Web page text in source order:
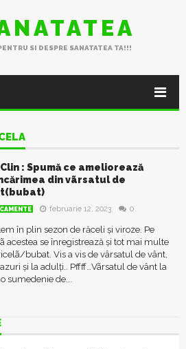
SI DESPRE SANATATEA TA!!!
: Spumă ce ameliorează
din vãrsatul de
februarie 12, 2023 0
în plin sezon de răceli și viroze. Pe
acestea se înregistrează și tot mai multe
bubat. Vis a vis de vârsatul de vânt,
și la adulți.. Pffff…Vãrsatul de vânt la
sumedenie de...